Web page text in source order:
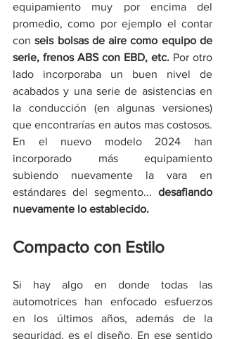
equipamiento muy por encima del
promedio, como por ejemplo el contar
con seis bolsas de aire como equipo de
serie, frenos ABS con EBD, etc. Por otro
lado incorporaba un buen nivel de
acabados y una serie de asistencias en
la conducción (en algunas versiones)
que encontrarías en autos mas costosos.
En el nuevo modelo 2024 han
incorporado más equipamiento
subiendo nuevamente la vara en
estándares del segmento... desafiando
nuevamente lo establecido.
Compacto con Estilo
Si hay algo en donde todas las
automotrices han enfocado esfuerzos
en los últimos años, además de la
seguridad, es el diseño. En ese sentido